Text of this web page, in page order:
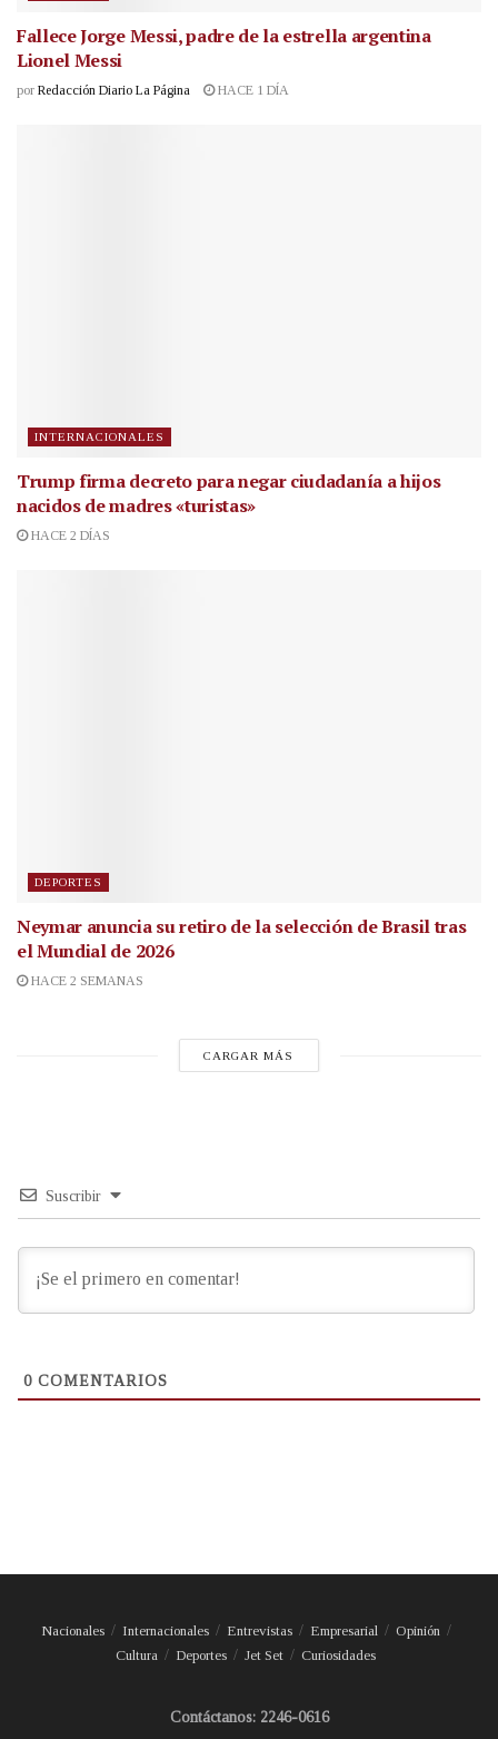
Fallece Jorge Messi, padre de la estrella argentina
Lionel Messi
por Redacción Diario La Página HACE 1 DÍA
INTERNACIONALES
Trump firma decreto para negar ciudadanía a hijos
nacidos de madres «turistas»
HACE 2 DÍAS
DEPORTES
Neymar anuncia su retiro de la selección de Brasil tras
el Mundial de 2026
HACE 2 SEMANAS
CARGAR MÁS
Suscribir
0 COMENTARIOS
Nacionales Internacionales Entrevistas Empresarial
Opinión
Cultura
Deportes Jet Set Curiosidades
Contáctanos: 2246-0616